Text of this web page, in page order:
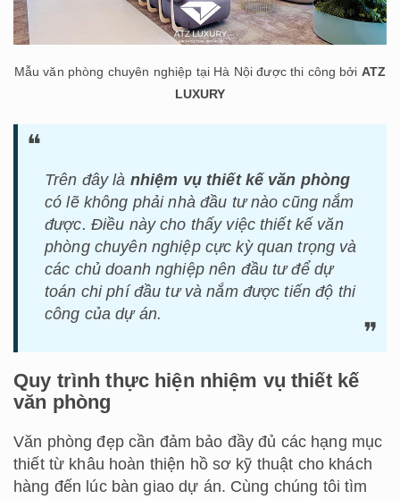
Mẫu văn phòng chuyên nghiệp tại Hà Nội được thi công bởi ATZ
LUXURY
Trên đây là nhiệm vụ thiết kế văn phòng
có lẽ không phải nhà đầu tư nào cũng nắm
được. Điều này cho thấy việc thiết kế văn
phòng chuyên nghiệp cực kỳ quan trọng và
các chủ doanh nghiệp nên đầu tư để dự
toán chi phí đầu tư và nắm được tiến độ thi
công của dự án.
Quy trình thực hiện nhiệm vụ thiết kế
văn phòng
Văn phòng đẹp cần đảm bảo đầy đủ các hạng mục
thiết từ khâu hoàn thiện hồ sơ kỹ thuật cho khách
hàng đến lúc bàn giao dự án. Cùng chúng tôi tìm